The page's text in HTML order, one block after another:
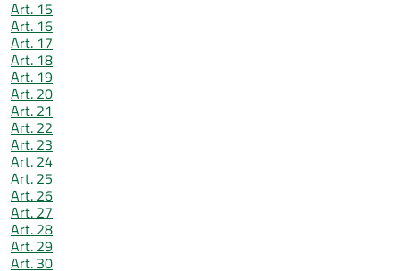
Art. 15
Art. 16
Art. 17
Art. 18
Art. 19
Art. 20
Art. 21
Art. 22
Art. 23
Art. 24
Art. 25
Art. 26
Art. 27
Art. 28
Art. 29
Art. 30